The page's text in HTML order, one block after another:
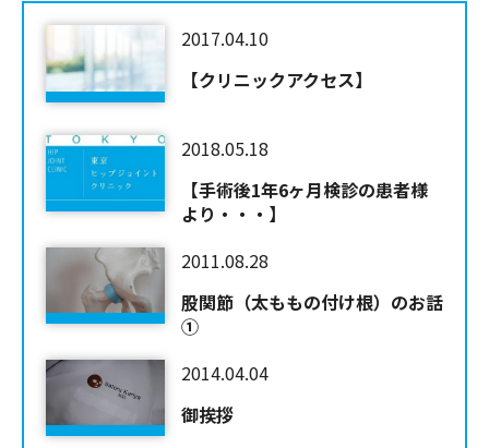
2017.04.10
【クリニックアクセス】
2018.05.18
【手術後1年6ヶ月検診の患者様
より・・・】
2011.08.28
股関節（太ももの付け根）のお話
①
2014.04.04
御挨拶